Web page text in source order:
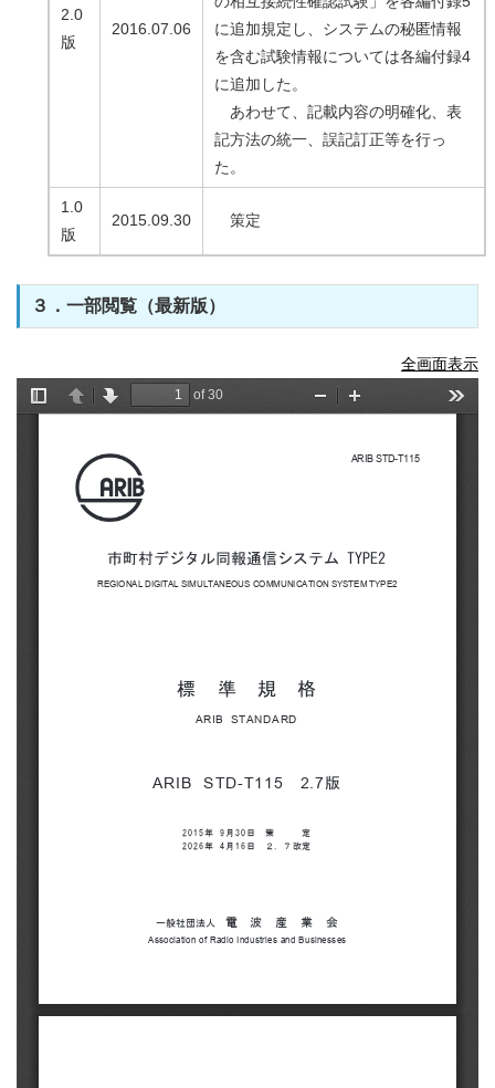
2.0
版
2016.07.06
に追加規定し、システムの秘匿情報
を含む試験情報については各編付録4
に追加した。
あわせて、記載内容の明確化、表
記方法の統一、誤記訂正等を行っ
た。
1.0
版
2015.09.30 策定
３．一部閲覧（最新版）
全画面表示